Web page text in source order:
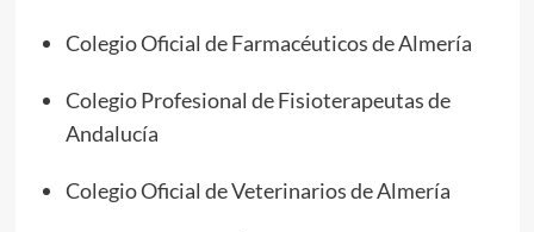
Colegio Oficial de Farmacéuticos de Almería
Colegio Profesional de Fisioterapeutas de
Andalucía
Colegio Oficial de Veterinarios de Almería